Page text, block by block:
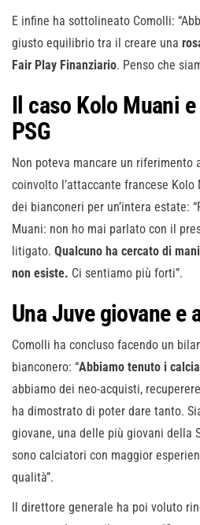
E infine ha sottolineato Comolli:
giusto equilibrio tra il creare una
Fair Play Finanziario. Penso che
Il caso Kolo Muani
PSG
Non poteva mancare un riferimento
coinvolto l’attaccante francese
dei bianconeri per un’intera estate:
Muani: non ho mai parlato con il
litigato. Qualcuno ha cercato di
non esiste. Ci sentiamo più forti”.
Una Juve giovane e
Comolli ha concluso facendo un
bianconero: “Abbiamo tenuto i
abbiamo dei neo-acquisti,
ha dimostrato di poter dare tanto.
giovane, una delle più giovani della
sono calciatori con maggior
qualità”.
Il direttore generale ha poi voluto